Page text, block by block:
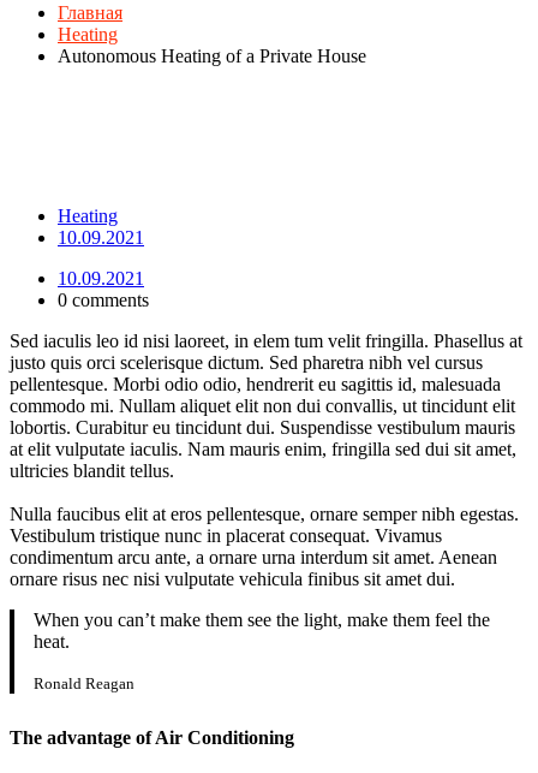
Главная
Heating
Autonomous Heating of a Private House
Heating
10.09.2021
10.09.2021
0 comments
Sed iaculis leo id nisi laoreet, in elem tum velit fringilla. Phasellus at
justo quis orci scelerisque dictum. Sed pharetra nibh vel cursus
pellentesque. Morbi odio odio, hendrerit eu sagittis id, malesuada
commodo mi. Nullam aliquet elit non dui convallis, ut tincidunt elit
lobortis. Curabitur eu tincidunt dui. Suspendisse vestibulum mauris
at elit vulputate iaculis. Nam mauris enim, fringilla sed dui sit amet,
ultricies blandit tellus.
Nulla faucibus elit at eros pellentesque, ornare semper nibh egestas.
Vestibulum tristique nunc in placerat consequat. Vivamus
condimentum arcu ante, a ornare urna interdum sit amet. Aenean
ornare risus nec nisi vulputate vehicula finibus sit amet dui.
When you can’t make them see the light, make them feel the
heat.
Ronald Reagan
The advantage of Air Conditioning